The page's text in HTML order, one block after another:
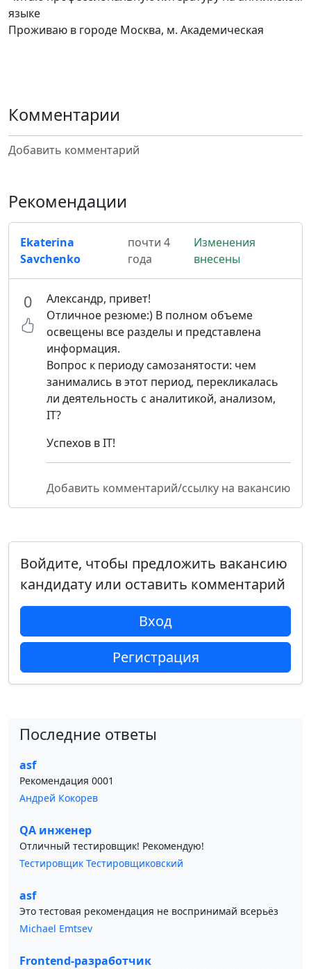
языке
Проживаю в городе Москва, м. Академическая
Комментарии
Добавить комментарий
Рекомендации
Ekaterina
Savchenko
почти 4
года
Изменения
внесены
0
Александр, привет!
Отличное резюме:) В полном объеме
освещены все разделы и представлена
информация.
Вопрос к периоду самозанятости: чем
занимались в этот период, перекликалась
ли деятельность с аналитикой, анализом,
IT?
Успехов в IT!
Добавить комментарий/ссылку на вакансию
Войдите, чтобы предложить вакансию
кандидату или оставить комментарий
Вход
Регистрация
Последние ответы
asf
Рекомендация 0001
Андрей Кокорев
QA инженер
Отличный тестировщик! Рекомендую!
Тестировщик Тестировщиковский
asf
Это тестовая рекомендация не воспринимай всерьёз
Michael Emtsev
Frontend-разработчик